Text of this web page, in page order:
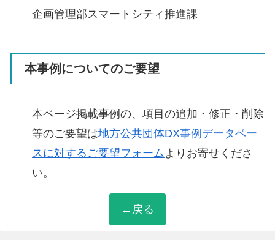
←戻る
企画管理部スマートシティ推進課
本事例についてのご要望
本ページ掲載事例の、項目の追加・修正・削除
等のご要望は地方公共団体DX事例データベー
スに対するご要望フォーム よりお寄せくださ
い。